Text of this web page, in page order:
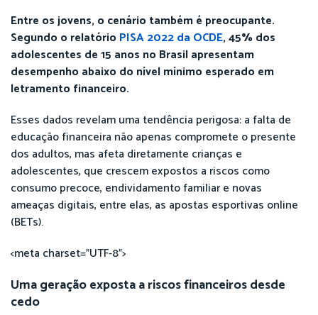
Entre os jovens, o cenário também é preocupante.
Segundo o relatório PISA 2022 da OCDE, 45% dos
adolescentes de 15 anos no Brasil apresentam
desempenho abaixo do nível mínimo esperado em
letramento financeiro.
Esses dados revelam uma tendência perigosa: a falta de
educação financeira não apenas compromete o presente
dos adultos, mas afeta diretamente crianças e
adolescentes, que crescem expostos a riscos como
consumo precoce, endividamento familiar e novas
ameaças digitais, entre elas, as apostas esportivas online
(BETs).
<meta charset="UTF-8">
Uma geração exposta a riscos financeiros desde
cedo